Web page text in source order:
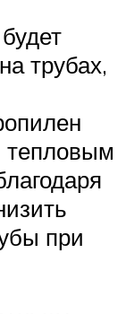
трубах,
тепловым
при